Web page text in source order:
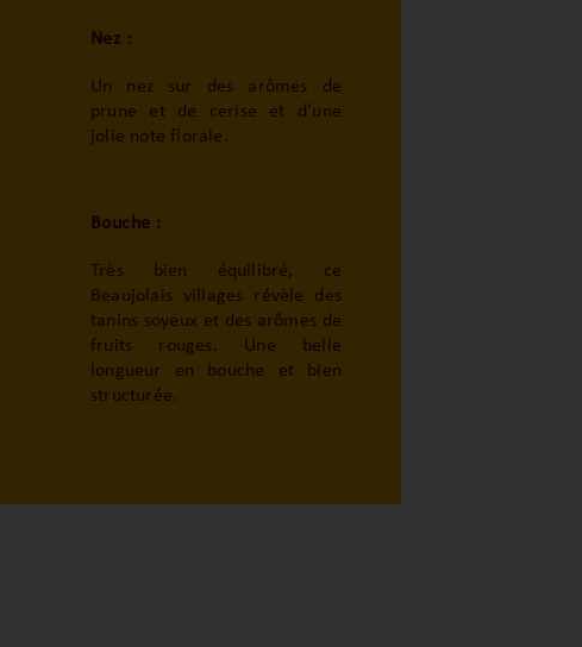
Nez :
Un nez sur des arômes de
prune et de cerise et d'une
jolie note florale.
Bouche :
Très bien équilibré, ce
Beaujolais villages révèle des
tanins soyeux et des arômes de
fruits rouges. Une belle
longueur en bouche et bien
structurée.